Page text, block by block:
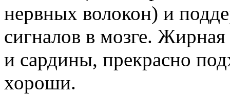
нервных волокон) и
сигналов в мозге. Жирная
и сардины, прекрасно
хороши.